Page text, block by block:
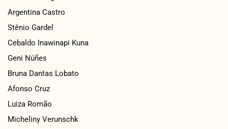
Argentina Castro
Stênio Gardel
Cebaldo Inawinapi Kuna
Geni Núñes
Bruna Dantas Lobato
Afonso Cruz
Luiza Romão
Micheliny Verunschk